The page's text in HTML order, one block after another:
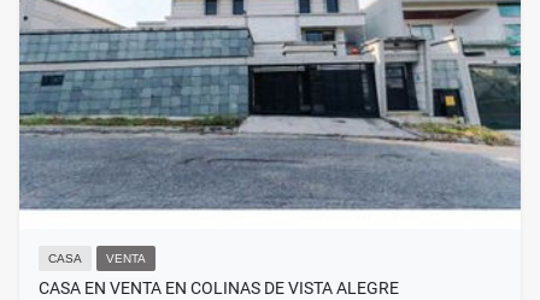
CASA VENTA
CASA EN VENTA EN COLINAS DE VISTA ALEGRE